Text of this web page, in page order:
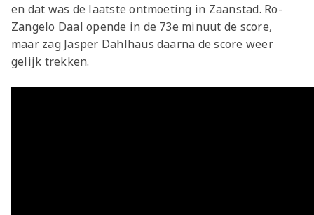
en dat was de laatste ontmoeting in Zaanstad. Ro-
Zangelo Daal opende in de 73e minuut de score,
maar zag Jasper Dahlhaus daarna de score weer
gelijk trekken.